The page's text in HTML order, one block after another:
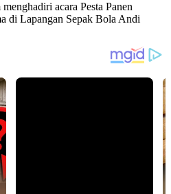
acara Pesta Panen
di Lapangan Sepak Bola Andi